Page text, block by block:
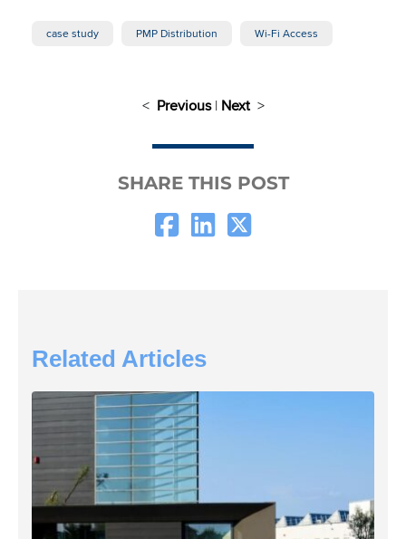
case study PMP Distribution Wi-Fi Access
< Previous| Next>
SHARE THIS POST
Related Articles